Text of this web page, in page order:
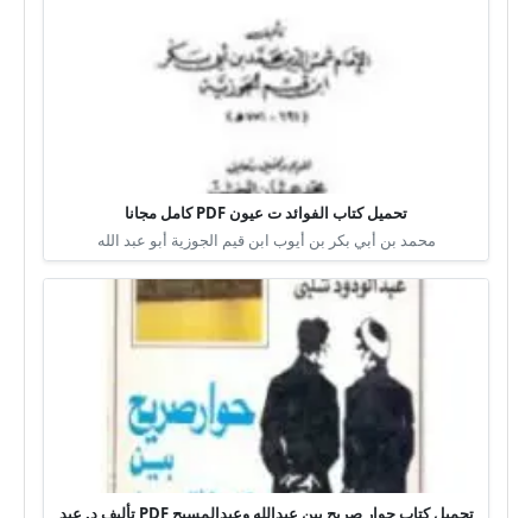
تحميل كتاب الفوائد ت عيون PDF كامل مجانا
محمد بن أبي بكر بن أيوب ابن قيم الجوزية أبو عبد الله
تحميل كتاب حوار صريح بين عبدالله وعبدالمسيح PDF تأليف د. عبد